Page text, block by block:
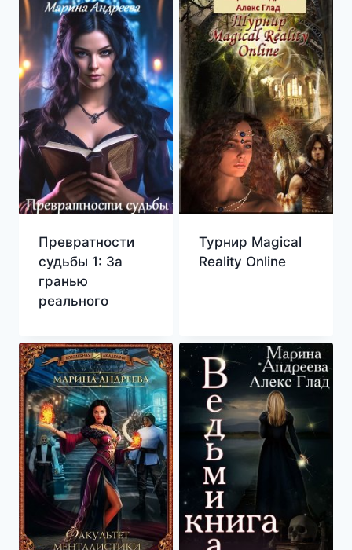
Превратности
судьбы 1: За
гранью
реального
Турнир Magical
Reality Online